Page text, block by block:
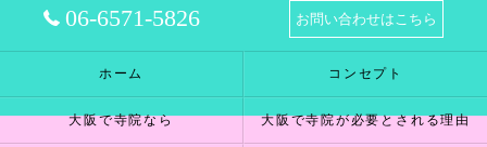
06-6571-5826 お問い合わせはこちら
ホーム コンセプト
大阪で寺院なら 大阪で寺院が必要とされる理由